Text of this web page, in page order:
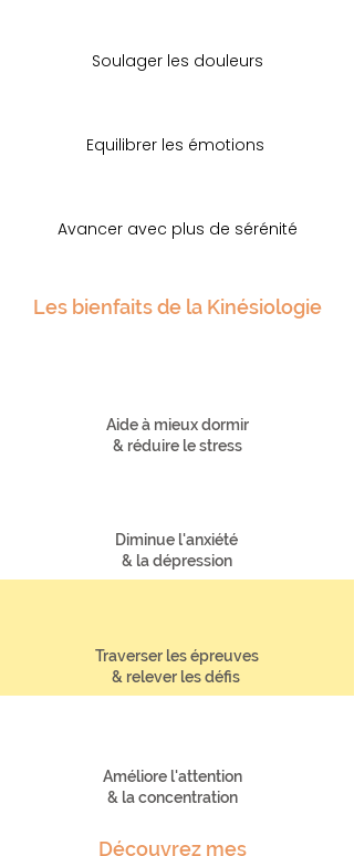
Soulager les douleurs
Equilibrer les émotions
Avancer avec plus de sérénité
Les bienfaits de la Kinésiologie
Aide à mieux dormir
& réduire le stress
Diminue l'anxiété
& la dépression
Traverser les épreuves
& relever les défis
Améliore l'attention
& la concentration
Découvrez mes